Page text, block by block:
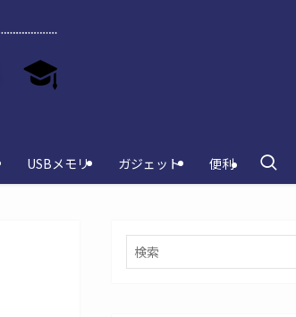
USBメモリ ガジェット 便利